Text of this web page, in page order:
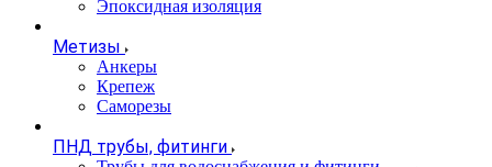
Эпоксидная изоляция
Метизы
Анкеры
Крепеж
Саморезы
ПНД трубы, фитинги